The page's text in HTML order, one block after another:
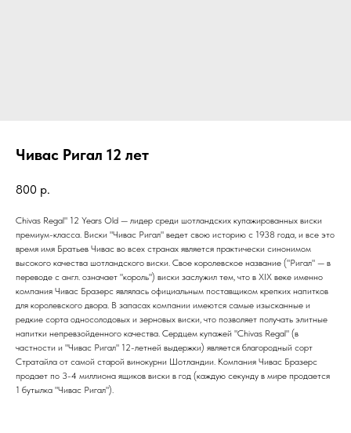
Чивас Ригал 12 лет
800 р.
Chivas Regal" 12 Years Old — лидер среди шотландских купажированных виски
премиум-класса. Виски "Чивас Ригал" ведет свою историю с 1938 года, и все это
время имя Братьев Чивас во всех странах является практически синонимом
высокого качества шотландского виски. Свое королевское название ("Ригал" — в
переводе с англ. означает "король") виски заслужил тем, что в XIX веке именно
компания Чивас Бразерс являлась официальным поставщиком крепких напитков
для королевского двора. В запасах компании имеются самые изысканные и
редкие сорта односолодовых и зерновых виски, что позволяет получать элитные
напитки непревзойденного качества. Сердцем купажей "Chivas Regal" (в
частности и "Чивас Ригал" 12-летней выдержки) является благородный сорт
Стратайла от самой старой винокурни Шотландии. Компания Чивас Бразерс
продает по 3-4 миллиона ящиков виски в год (каждую секунду в мире продается
1 бутылка "Чивас Ригал").